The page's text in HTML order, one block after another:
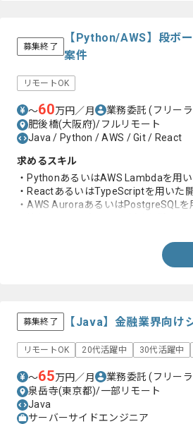
募集終了
【Python/AWS】段ボ
案件
リモートOK
〜60万円／月 業務委託(フリー
肥後橋(大阪府)/フルリモート
Java / Python / AWS / Git / React
求めるスキル
・PythonあるいはAWS Lambdaを用
・ReactあるいはTypeScriptを用いた
・AWS AuroraあるいはPostgreSQL
募集終了 【Java】金融業界向け
リモートOK 20代活躍中 30代活躍中
〜65万円／月 業務委託(フリー
泉岳寺(東京都)/一部リモート
Java
サーバーサイドエンジニア